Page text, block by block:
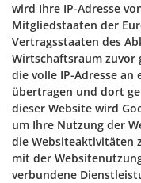
wird Ihre IP-Adresse
Mitgliedstaaten der
Vertragsstaaten des
Wirtschaftsraum zuvor
die volle IP-Adresse an
übertragen und dort
dieser Website wird
um Ihre Nutzung der
die Websiteaktivitäten
mit der
verbundene